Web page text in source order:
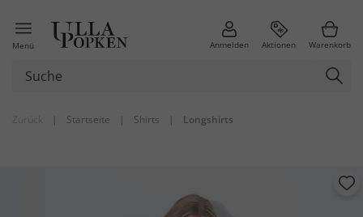
Menü Anmelden Aktionen Warenkorb
| Startseite | Shirts | Longshirts